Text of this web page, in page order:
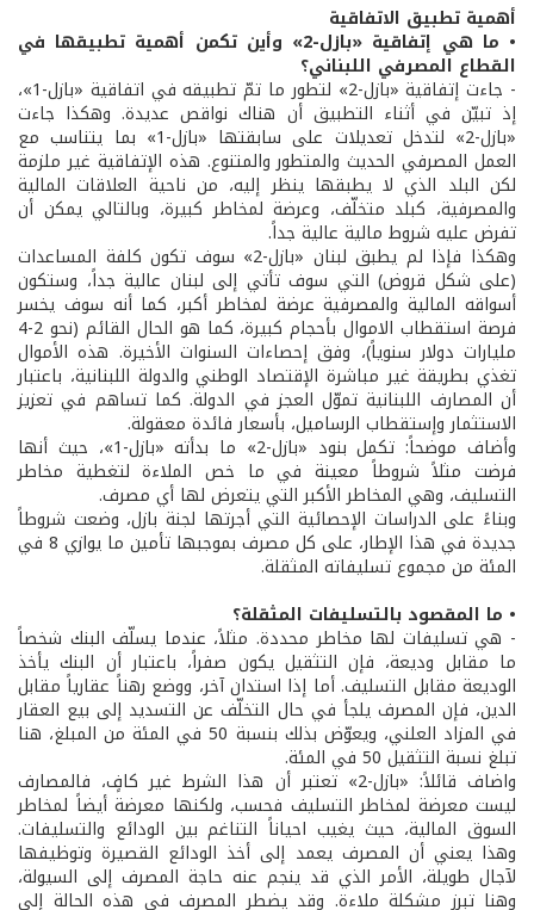
أهمية تطبيق الاتفاقية
• ما هي إتفاقية «بازل-2» وأين تكمن أهمية تطبيقها في
القطاع المصرفي اللبناني؟
- جاءت إتفاقية «بازل-2» لتطور ما تمّ تطبيقه في اتفاقية «بازل-1»،
إذ تبيّن في أثناء التطبيق أن هناك نواقص عديدة. وهكذا جاءت
«بازل-2» لتدخل تعديلات على سابقتها «بازل-1» بما يتناسب مع
العمل المصرفي الحديث والمتطور والمتنوع. هذه الإتفاقية غير ملزمة
لكن البلد الذي لا يطبقها ينظر إليه، من ناحية العلاقات المالية
والمصرفية، كبلد متخلّف، وعرضة لمخاطر كبيرة، وبالتالي يمكن أن
تفرض عليه شروط مالية عالية جداً.
وهكذا فإذا لم يطبق لبنان «بازل-2» سوف تكون كلفة المساعدات
(على شكل قروض) التي سوف تأتي إلى لبنان عالية جداً، وستكون
أسواقه المالية والمصرفية عرضة لمخاطر أكبر، كما أنه سوف يخسر
فرصة استقطاب الاموال بأحجام كبيرة، كما هو الحال القائم (نحو 2-4
مليارات دولار سنوياً)، وفق إحصاءات السنوات الأخيرة. هذه الأموال
تغذي بطريقة غير مباشرة الإقتصاد الوطني والدولة اللبنانية، باعتبار
أن المصارف اللبنانية تموّل العجز في الدولة. كما تساهم في تعزيز
الاستثمار وإستقطاب الرساميل، بأسعار فائدة معقولة.
وأضاف موضحاً: تكمل بنود «بازل-2» ما بدأته «بازل-1»، حيث أنها
فرضت مثلاً شروطاً معينة في ما خص الملاءة لتغطية مخاطر
التسليف، وهي المخاطر الأكبر التي يتعرض لها أي مصرف.
وبناءً على الدراسات الإحصائية التي أجرتها لجنة بازل، وضعت شروطاً
جديدة في هذا الإطار، على كل مصرف بموجبها تأمين ما يوازي 8 في
المئة من مجموع تسليفاته المثقلة.
• ما المقصود بالتسليفات المثقلة؟
- هي تسليفات لها مخاطر محددة. مثلاً، عندما يسلّف البنك شخصاً
ما مقابل وديعة، فإن التثقيل يكون صفراً، باعتبار أن البنك يأخذ
الوديعة مقابل التسليف. أما إذا استدان آخر، ووضع رهناً عقارياً مقابل
الدين، فإن المصرف يلجأ في حال التخلّف عن التسديد إلى بيع العقار
في المزاد العلني، ويعوّض بذلك بنسبة 50 في المئة من المبلغ، هنا
تبلغ نسبة التثقيل 50 في المئة.
واضاف قائلاً: «بازل-2» تعتبر أن هذا الشرط غير كافٍ، فالمصارف
ليست معرضة لمخاطر التسليف فحسب، ولكنها معرضة أيضاً لمخاطر
السوق المالية، حيث يغيب احياناً التناغم بين الودائع والتسليفات.
وهذا يعني أن المصرف يعمد إلى أخذ الودائع القصيرة وتوظيفها
لآجال طويلة، الأمر الذي قد ينجم عنه حاجة المصرف إلى السيولة،
وهنا تبرز مشكلة ملاءة. وقد يضطر المصرف في هذه الحالة إلى